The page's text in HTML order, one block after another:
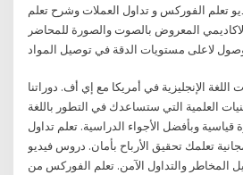
تعلم الفوركس و تداول العملات وشرح تعلم
المعروض بالصوت والصورة للمحاضر
الإنجليزية في أمريكا مع إي أف. دوراتنا
العلمية التي ستساعدك في التطور باللغة
قياسية وبأفضل الأجواء الدراسية. تعلم تداول
تعلمك تحقيق الأرباح بأمان. دروس فيديو
المخاطر والتداول الآمن. تعلم الفوركس من